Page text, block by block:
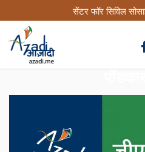
to
content
सेंटर फॉर सिविल